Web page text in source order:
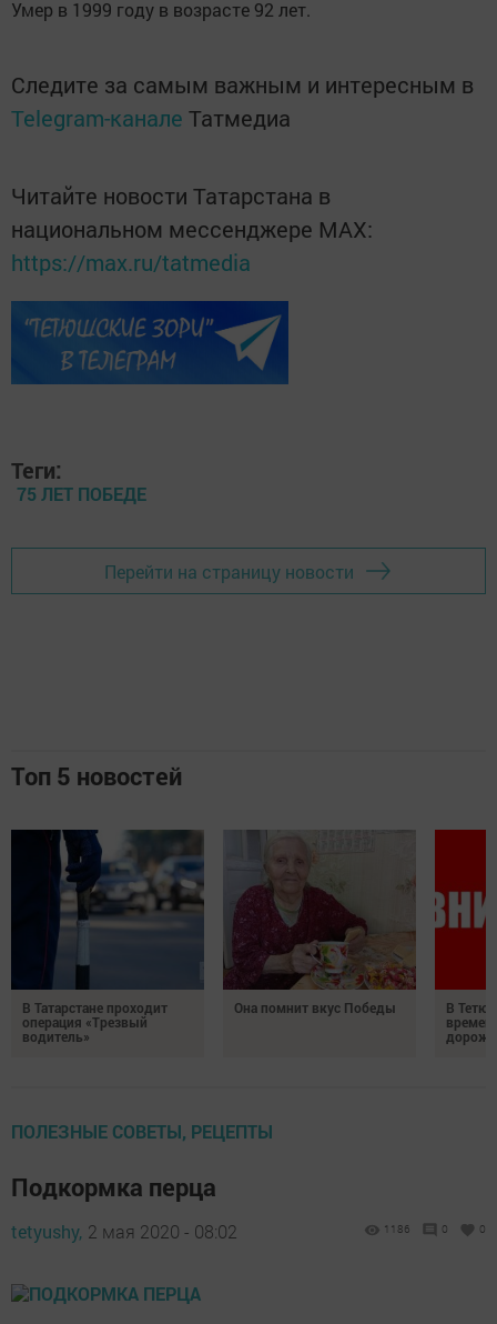
Умер в 1999 году в возрасте 92 лет.
Следите за самым важным и интересным в
Telegram-канале Татмедиа
Читайте новости Татарстана в
национальном мессенджере MАХ:
https://max.ru/tatmedia
Теги:
75 ЛЕТ ПОБЕДЕ
Перейти на страницу новости
Топ 5 новостей
В Татарстане проходит
операция «Трезвый
водитель»
Она помнит вкус Победы
В
ПОЛЕЗНЫЕ СОВЕТЫ, РЕЦЕПТЫ
Подкормка перца
tetyushy, 2 мая 2020 - 08:02 1186 0 0